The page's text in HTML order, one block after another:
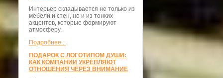
Интерьер складывается не только из
мебели и стен, но и из тонких
акцентов, которые формируют
атмосферу.
Подробнее...
ПОДАРОК С ЛОГОТИПОМ ДУШИ:
КАК КОМПАНИИ УКРЕПЛЯЮТ
ОТНОШЕНИЯ ЧЕРЕЗ ВНИМАНИЕ